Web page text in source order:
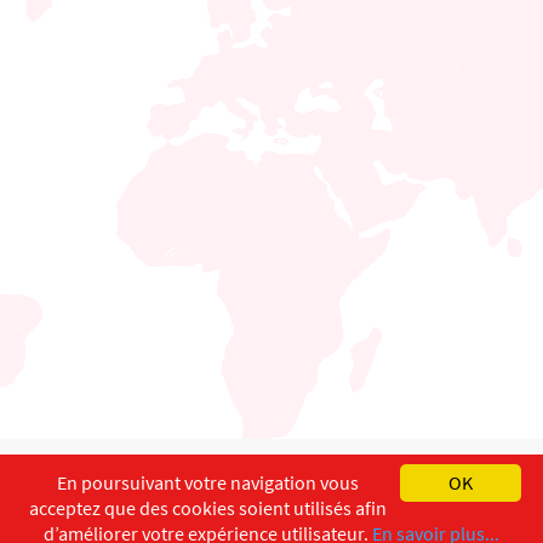
English Français
Copyright ©ISEC-AdW Impressum
OK
En poursuivant votre navigation vous
acceptez que des cookies soient utilisés afin
d’améliorer votre expérience utilisateur. En savoir plus...